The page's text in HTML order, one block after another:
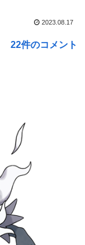
2023.08.17
22件のコメント